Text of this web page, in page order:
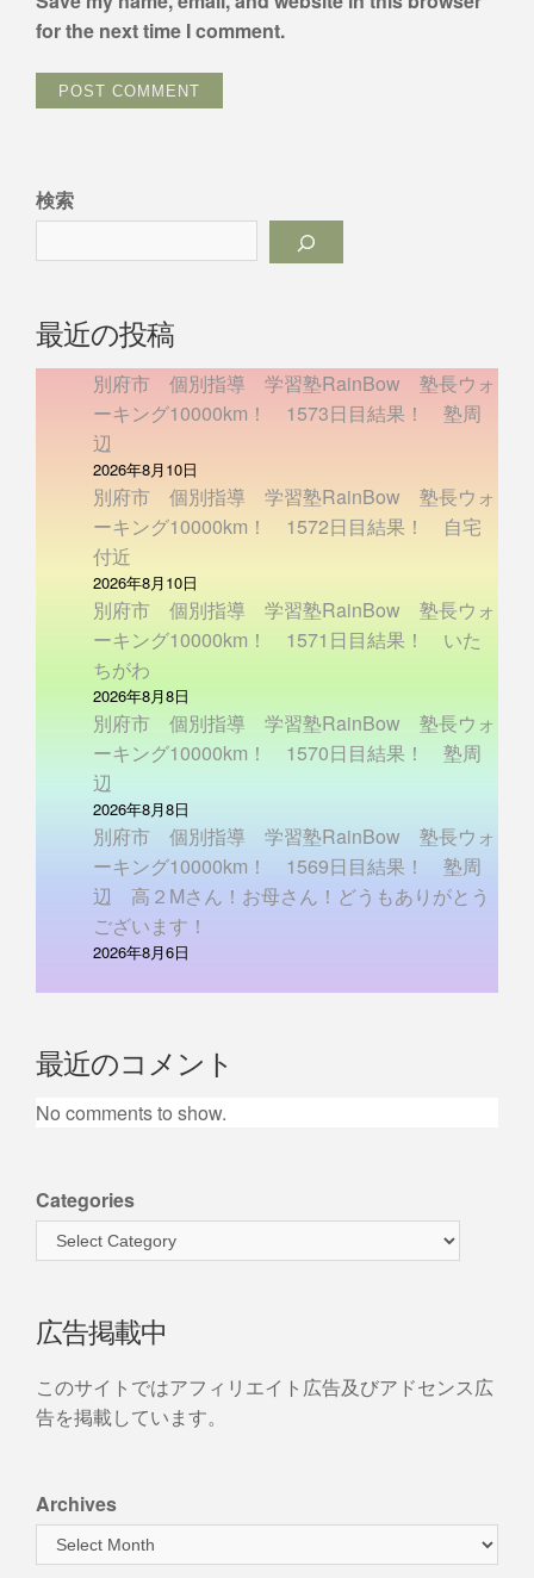
for the next time I comment.
検索
最近の投稿
別府市 個別指導 学習塾RainBow 塾長ウォ
ーキング10000km！ 1573日目結果！ 塾周
辺
2026年8月10日
別府市 個別指導 学習塾RainBow 塾長ウォ
ーキング10000km！ 1572日目結果！ 自宅
付近
2026年8月10日
別府市 個別指導 学習塾RainBow 塾長ウォ
ーキング10000km！ 1571日目結果！ いた
ちがわ
2026年8月8日
別府市 個別指導 学習塾RainBow 塾長ウォ
ーキング10000km！ 1570日目結果！ 塾周
辺
2026年8月8日
別府市 個別指導 学習塾RainBow 塾長ウォ
ーキング10000km！ 1569日目結果！ 塾周
辺 高２Mさん！お母さん！どうもありがとう
ございます！
2026年8月6日
最近のコメント
No comments to show.
Categories
広告掲載中
このサイトではアフィリエイト広告及びアドセンス広
告を掲載しています。
Archives